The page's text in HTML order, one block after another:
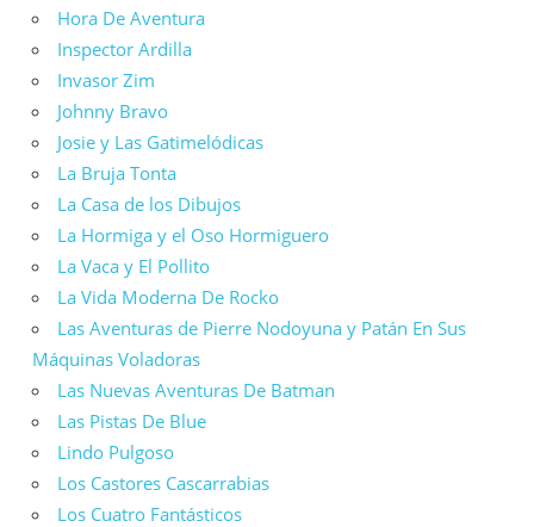
Hora De Aventura
Inspector Ardilla
Invasor Zim
Johnny Bravo
Josie y Las Gatimelódicas
La Bruja Tonta
La Casa de los Dibujos
La Hormiga y el Oso Hormiguero
La Vaca y El Pollito
La Vida Moderna De Rocko
Las Aventuras de Pierre Nodoyuna y Patán En Sus
Máquinas Voladoras
Las Nuevas Aventuras De Batman
Las Pistas De Blue
Lindo Pulgoso
Los Castores Cascarrabias
Los Cuatro Fantásticos